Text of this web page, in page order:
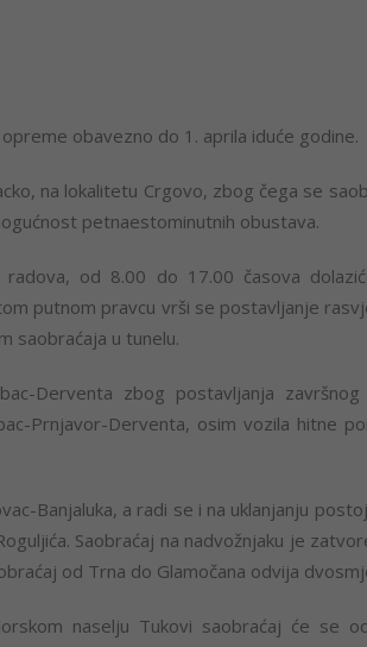
obavezno do 1. aprila iduće godine.
na lokalitetu Crgovo, zbog čega se
petnaestominutnih obustava.
od 8.00 do 17.00 časova
putnom pravcu vrši se postavljanje
saobraćaja u tunelu.
Derventa zbog postavljanja završnog
Prnjavor-Derventa, osim vozila hitne
Banjaluka, a radi se i na uklanjanju
Saobraćaj na nadvožnjaku je
od Trna do Glamočana odvija
naselju Tukovi saobraćaj će se